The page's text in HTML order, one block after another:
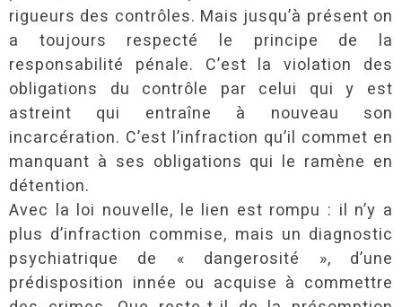
rigueurs des contrôles. Mais jusqu’à présent on
a toujours respecté le principe de la
responsabilité pénale. C’est la violation des
obligations du contrôle par celui qui y est
astreint qui entraîne à nouveau son
incarcération. C’est l’infraction qu’il commet en
manquant à ses obligations qui le ramène en
détention.
Avec la loi nouvelle, le lien est rompu : il n’y a
plus d’infraction commise, mais un diagnostic
psychiatrique de « dangerosité », d’une
prédisposition innée ou acquise à commettre